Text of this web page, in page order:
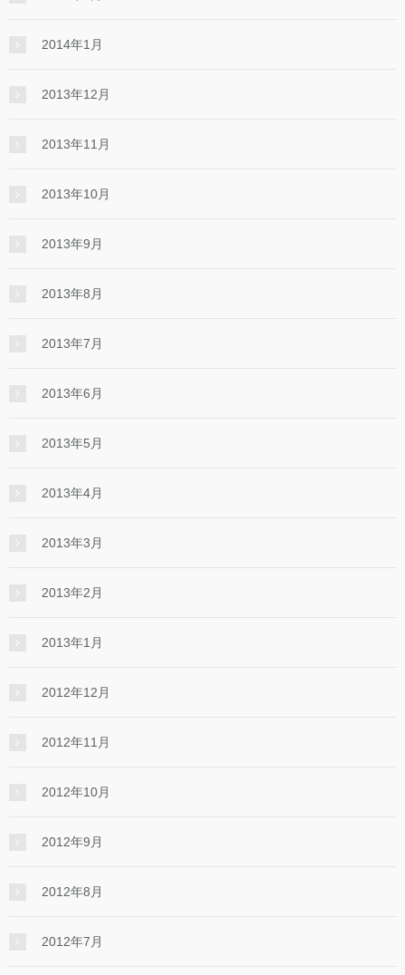
2014年1月
2013年12月
2013年11月
2013年10月
2013年9月
2013年8月
2013年7月
2013年6月
2013年5月
2013年4月
2013年3月
2013年2月
2013年1月
2012年12月
2012年11月
2012年10月
2012年9月
2012年8月
2012年7月